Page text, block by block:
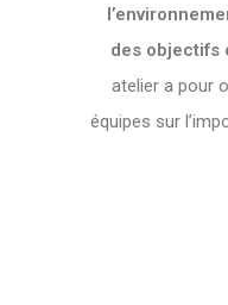
des objectifs
atelier a pour
équipes sur